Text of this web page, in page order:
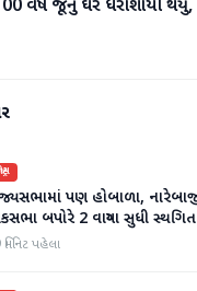
વર્ષ જૂનું ઘર ધરાશાયી થયું,
પણ હોબાળા,
બપોરે 2 વાગ્યા સુધી સ્થગિત
પહેલા